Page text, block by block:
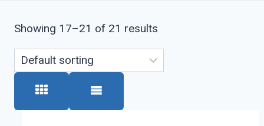
Showing 17–21 of 21 results